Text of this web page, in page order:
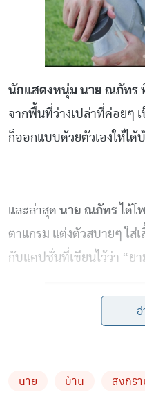
นักแสดงหนุ่ม นาย ณภัทร
จากพื้นที่ว่างเปล่าที่ค่อยๆ
ก็ออกแบบด้วยตัวเองให้ได้
และล่าสุด นาย ณภัทร ได้
ตาแกรม แต่งตัวสบายๆ ใส่
กับแคปชั่นที่เขียนไว้ว่า “ยา
นาย บ้าน สงกร